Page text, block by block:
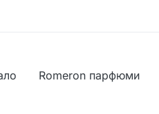
Romeron парфюми